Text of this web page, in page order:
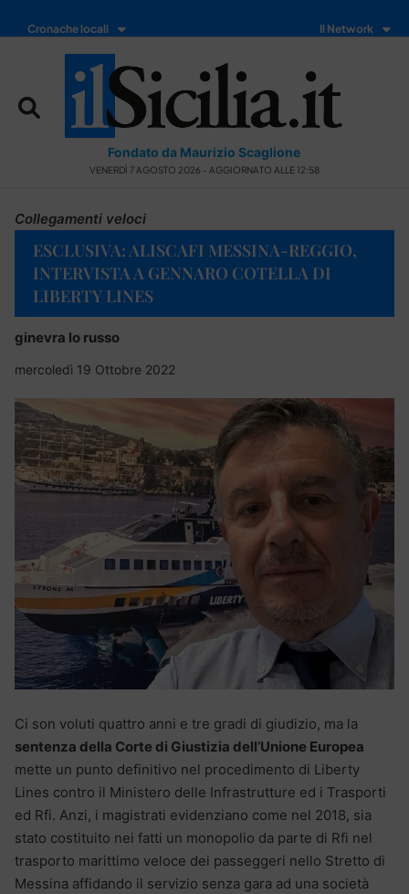
Cronache locali Il Network
Fondato da Maurizio Scaglione
VENERDÌ 7 AGOSTO 2026 - AGGIORNATO ALLE 12:58
Collegamenti veloci
ESCLUSIVA: ALISCAFI MESSINA-REGGIO,
INTERVISTA A GENNARO COTELLA DI
LIBERTY LINES
ginevra lo russo
mercoledì 19 Ottobre 2022
Ci son voluti quattro anni e tre gradi di giudizio, ma la
sentenza della Corte di Giustizia dell’Unione Europea
mette un punto definitivo nel procedimento di Liberty
Lines contro il Ministero delle Infrastrutture ed i Trasporti
ed Rfi. Anzi, i magistrati evidenziano come nel 2018, sia
stato costituito nei fatti un monopolio da parte di Rfi nel
trasporto marittimo veloce dei passeggeri nello Stretto di
Messina affidando il servizio senza gara ad una società